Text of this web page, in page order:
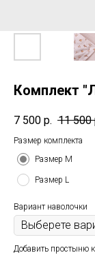
Комплект
7 500 р. 11 500
Размер комплекта
Размер М
Размер L
Вариант наволочки
Добавить простыню